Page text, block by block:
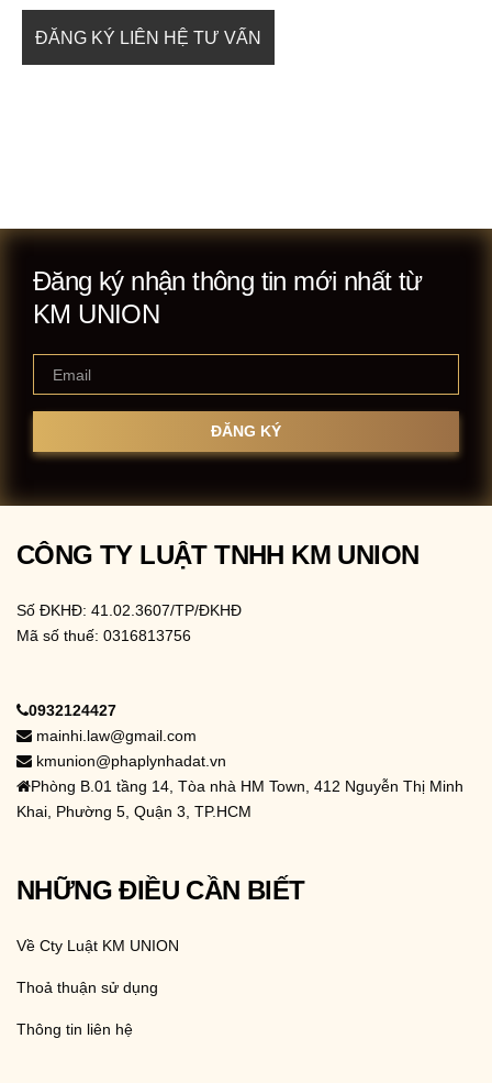
Đăng ký nhận thông tin mới nhất từ
KM UNION
CÔNG TY LUẬT TNHH KM UNION
Số ĐKHĐ: 41.02.3607/TP/ĐKHĐ
Mã số thuế: 0316813756
0932124427
mainhi.law@gmail.com
kmunion@phaplynhadat.vn
Phòng B.01 tầng 14, Tòa nhà HM Town, 412 Nguyễn Thị Minh
Khai, Phường 5, Quận 3, TP.HCM
NHỮNG ĐIỀU CẦN BIẾT
Về Cty Luật KM UNION
Thoả thuận sử dụng
Thông tin liên hệ